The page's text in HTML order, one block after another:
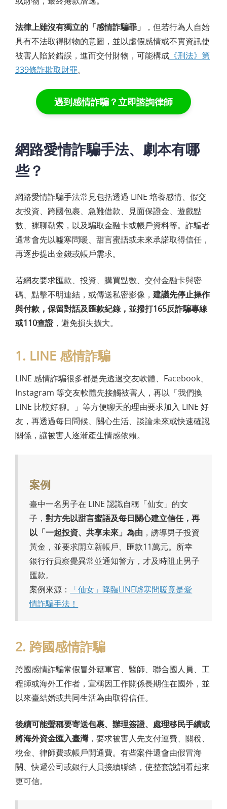
法律上雖沒有獨立的「感情詐騙罪」
，但若行為人自始
具有不法取得財物的意圖，並以虛假感情或不實資訊使
被害人陷於錯誤，進而交付財物，可能構成 《刑法》第
339條詐欺取財罪。
遇到感情詐騙？立即諮詢律師
網路愛情詐騙手法、劇本有哪
些？
網路愛情詐騙手法常見包括透過 LINE 培養感情、假交
友投資、跨國包裹、急難借款、見面保證金、遊戲點
數、裸聊勒索，以及騙取金融卡或帳戶資料等。詐騙者
通常會先以噓寒問暖、甜言蜜語或未來承諾取得信任，
再逐步提出金錢或帳戶需求。
若網友要求匯款、投資、購買點數、交付金融卡與密
碼、點擊不明連結，或傳送私密影像， 建議先停止操作
與付款，保留對話及匯款紀錄，並撥打165反詐騙專線
或110查證，避免損失擴大。
1. LINE 感情詐騙
LINE 感情詐騙很多都是先透過交友軟體、Facebook、
Instagram 等交友軟體先接觸被害人，再以「我們換
LINE 比較好聊。」等方便聊天的理由要求加入 LINE 好
友，再透過每日問候、關心生活、談論未來或快速確認
關係，讓被害人逐漸產生情感依賴。
案例
臺中一名男子在 LINE 認識自稱「仙女」的女
子，對方先以甜言蜜語及每日關心建立信任，再
以「一起投資、共享未來」為由 ，誘導男子投資
黃金，並要求開立新帳戶、匯款11萬元。所幸
銀行行員察覺異常並通知警方，才及時阻止男子
匯款。
案例來源：
「仙女」降臨LINE噓寒問暖竟是愛
情詐騙手法！
2. 跨國感情詐騙
跨國感情詐騙常假冒外籍軍官、醫師、聯合國人員、工
程師或海外工作者，宣稱因工作關係長期住在國外，並
以來臺結婚或共同生活為由取得信任。
後續可能聲稱要寄送包裹、辦理簽證、處理移民手續或
將海外資金匯入臺灣，要求被害人先支付運費、關稅、
稅金、律師費或帳戶開通費。有些案件還會由假冒海
關、快遞公司或銀行人員接續聯絡，使整套說詞看起來
更可信。